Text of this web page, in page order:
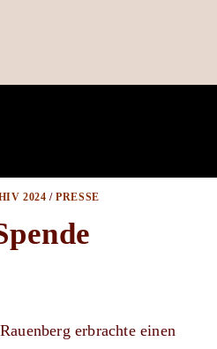
2024 /PRESSE
erbrachte einen